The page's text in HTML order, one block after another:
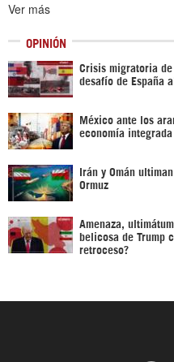
Ver más
OPINIÓN
Crisis migratoria de
desafío de España
México ante los
economía integrada
Irán y Omán
Ormuz
Amenaza,
belicosa de Trump
retroceso?